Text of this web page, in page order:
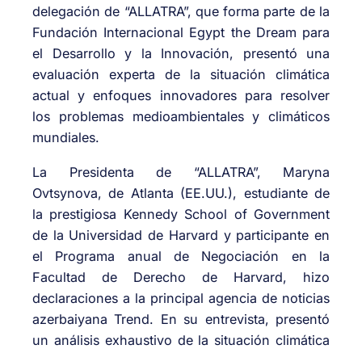
delegación de “ALLATRA”, que forma parte de la
Fundación Internacional Egypt the Dream para
el Desarrollo y la Innovación, presentó una
evaluación experta de la situación climática
actual y enfoques innovadores para resolver
los problemas medioambientales y climáticos
mundiales.
La Presidenta de “ALLATRA”, Maryna
Ovtsynova, de Atlanta (EE.UU.), estudiante de
la prestigiosa Kennedy School of Government
de la Universidad de Harvard y participante en
el Programa anual de Negociación en la
Facultad de Derecho de Harvard, hizo
declaraciones a la principal agencia de noticias
azerbaiyana Trend. En su entrevista, presentó
un análisis exhaustivo de la situación climática